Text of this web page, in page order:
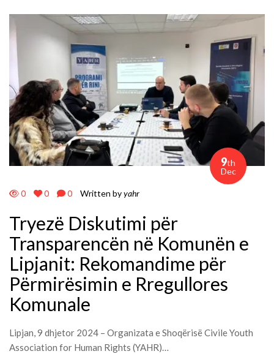
9th
Dec
0 0 0 Written byyahr
Tryezë Diskutimi për
Transparencën në Komunën e
Lipjanit: Rekomandime për
Përmirësimin e Rregullores
Komunale
Lipjan, 9 dhjetor 2024 – Organizata e Shoqërisë Civile Youth
Association for Human Rights (YAHR)…